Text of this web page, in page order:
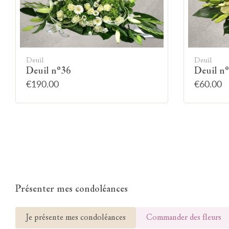
Deuil
Deuil n°36
€190.00
Deuil
Deuil
€60.00
Présenter mes condoléances
Je présente mes condoléances Commander des fleurs